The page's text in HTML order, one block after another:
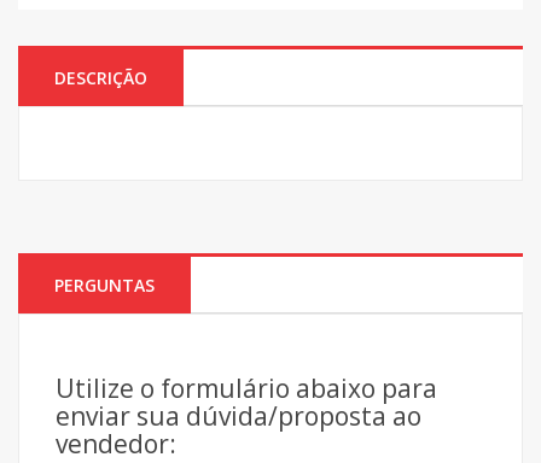
DESCRIÇÃO
PERGUNTAS
Utilize o formulário abaixo para
enviar sua dúvida/proposta ao
vendedor: